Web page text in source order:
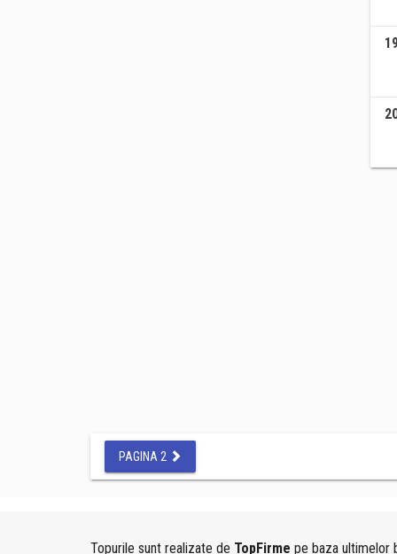
PAGINA 2
Topurile sunt realizate de TopFirme pe baza ultimelor